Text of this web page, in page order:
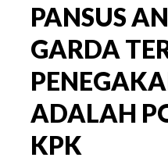
PANSUS
GARDA
ADALAH
KPK